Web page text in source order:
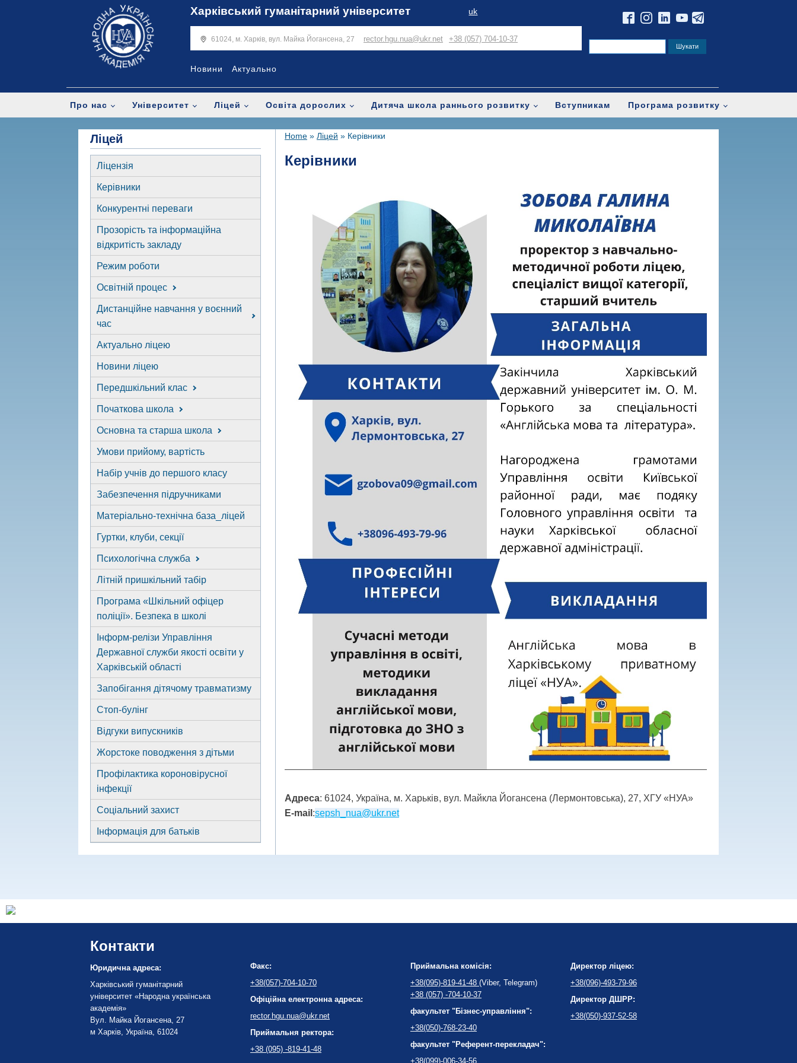
Харківський гуманітарний університет uk
61024, м. Харків, вул. Майка Йогансена, 27 rector.hgu.nua@ukr.net +38 (057) 704-10-37
Новини Актуально
Про нас Університет Ліцей Освіта дорослих Дитяча школа раннього розвитку Вступникам Програма розвитку
Ліцей
Ліцензія
Керівники
Конкурентні переваги
Прозорість та інформаційна
відкритість закладу
Режим роботи
Освітній процес
Дистанційне навчання у воєнний
час
Актуально ліцею
Новини ліцею
Передшкільний клас
Початкова школа
Основна та старша школа
Умови прийому, вартість
Набір учнів до першого класу
Забезпечення підручниками
Матеріально-технічна база_ліцей
Гуртки, клуби, секції
Психологічна служба
Літній пришкільний табір
Програма «Шкільний офіцер
поліції». Безпека в школі
Інформ-релізи Управління
Державної служби якості освіти у
Харківській області
Запобігання дітячому травматизму
Стоп-булінг
Відгуки випускників
Жорстоке поводження з дітьми
Профілактика короновірусної
інфекції
Соціальний захист
Інформація для батьків
Home » Ліцей » Керівники
Керівники
Адреса: 61024, Україна, м. Харьків, вул. Майкла Йогансена (Лермонтовська), 27, ХГУ «НУА»
E-mail :sepsh_nua@ukr.net
Контакти
Юридична адреса:
Харківський гуманітарний
університет «Народна українська
академія»
Вул. Майка Йогансена, 27
м Харків, Україна, 61024
Факс:
+38(057)-704-10-70
Офіційна електронна адреса:
rector.hgu.nua@ukr.net
Приймальня ректора:
+38 (095) -819-41-48
Приймальна комісія:
+38(095)-819-41-48 (Viber, Telegram)
+38 (057) -704-10-37
факультет "Бізнес-управління":
+38(050)-768-23-40
факультет "Референт-перекладач":
+38(099)-006-34-56
Директор ліцею:
+38(096)-493-79-96
Директор ДШРР:
+38(050)-937-52-58